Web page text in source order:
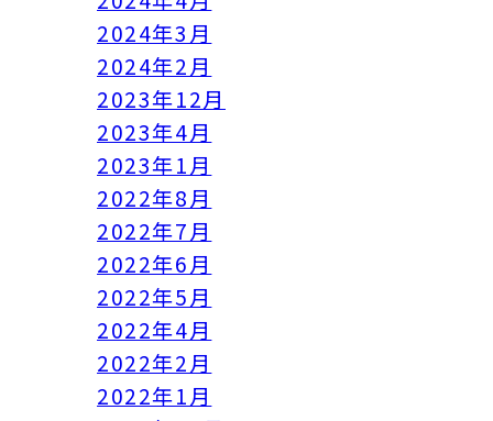
2024年3月
2024年2月
2023年12月
2023年4月
2023年1月
2022年8月
2022年7月
2022年6月
2022年5月
2022年4月
2022年2月
2022年1月